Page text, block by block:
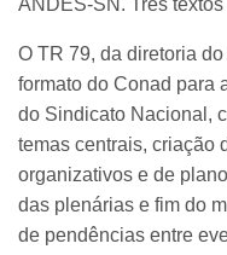
ANDES-SN. Três
O TR 79, da diretoria
formato do Conad para
do Sindicato Nacional,
temas centrais, criação
organizativos e de
das plenárias e fim do
de pendências entre